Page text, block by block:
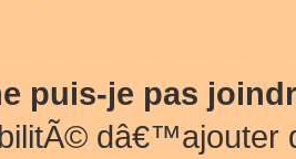
puis-je pas
dâ€™ajouter